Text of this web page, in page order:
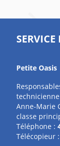
SERVICE
Petite Oasis
Anne-Marie
classe
Téléphone :
Télécopieur :